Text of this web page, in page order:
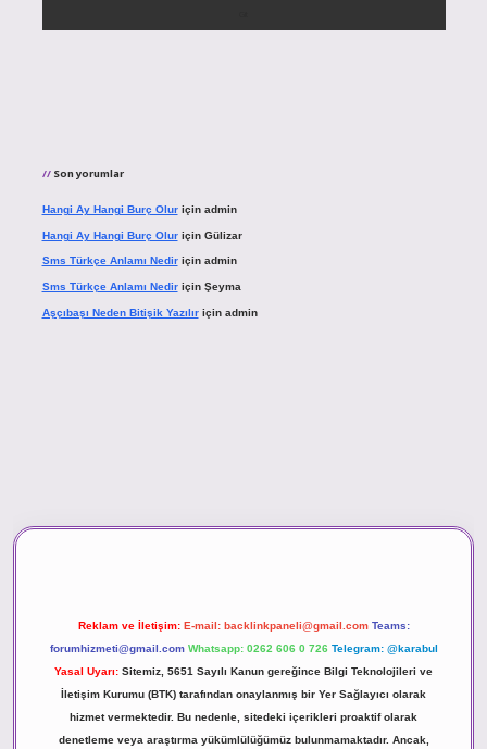
Son yorumlar
Hangi Ay Hangi Burç Oluriçin admin
Hangi Ay Hangi Burç Oluriçin Gülizar
Sms Türkçe Anlamı Nediriçin admin
Sms Türkçe Anlamı Nediriçin Şeyma
Aşçıbaşı Neden Bitişik Yazılıriçin admin
Reklam ve İletişim: E-mail: backlinkpaneli@gmail.com Teams:
forumhizmeti@gmail.com Whatsapp: 0262 606 0 726 Telegram: @karabul
Yasal Uyarı: Sitemiz, 5651 Sayılı Kanun gereğince Bilgi Teknolojileri ve
İletişim Kurumu (BTK) tarafından onaylanmış bir Yer Sağlayıcı olarak
hizmet vermektedir. Bu nedenle, sitedeki içerikleri proaktif olarak
denetleme veya araştırma yükümlülüğümüz bulunmamaktadır. Ancak,